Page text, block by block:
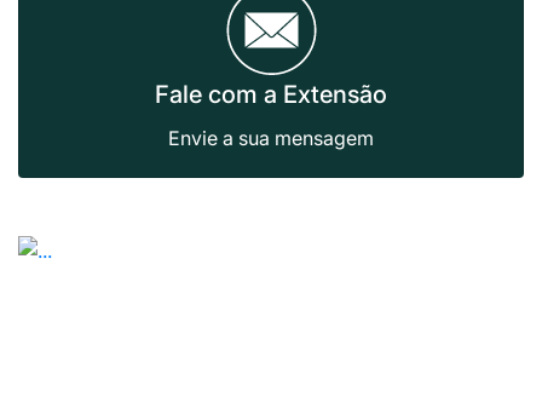
Fale com a Extensão
Envie a sua mensagem